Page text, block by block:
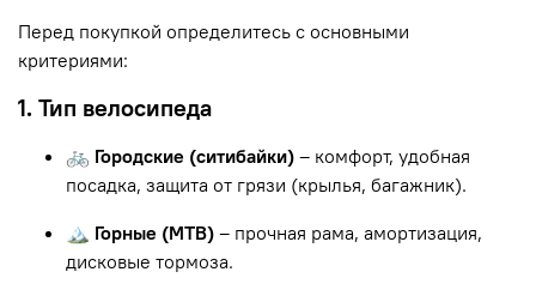
Перед покупкой определитесь с основными
критериями:
1. Тип велосипеда
🚲 Городские (ситибайки) – комфорт, удобная
посадка, защита от грязи (крылья, багажник).
🏔 Горные (MTB) – прочная рама, амортизация,
дисковые тормоза.